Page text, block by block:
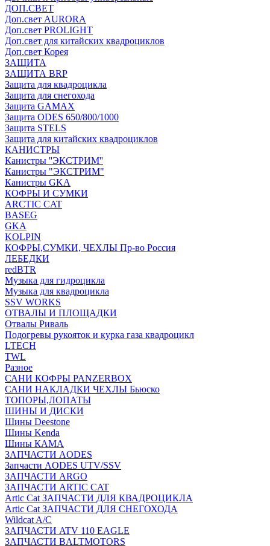
ДОП.СВЕТ
Доп.свет AURORA
Доп.свет PROLIGHT
Доп.свет для китайских квадроциклов
Доп.свет Корея
ЗАЩИТА
ЗАЩИТА BRP
Защита для квадроцикла
Защита для снегохода
Защита GAMAX
Защита ODES 650/800/1000
Защита STELS
Защита для китайских квадроциклов
КАНИСТРЫ
Канистры ''ЭКСТРИМ''
Канистры "ЭКСТРИМ"
Канистры GKA
КОФРЫ И СУМКИ
ARCTIC CAT
BASEG
GKA
KOLPIN
КОФРЫ,СУМКИ, ЧЕХЛЫ Пр-во Россия
ЛЕБЕДКИ
redBTR
Музыка для гидроцикла
Музыка для квадроцикла
SSV WORKS
ОТВАЛЫ И ПЛОЩАДКИ
Отвалы Риваль
Подогревы рукояток и курка газа квадроцикл
LTECH
TWL
Разное
САНИ КОФРЫ PANZERBOX
САНИ НАКЛАДКИ ЧЕХЛЫ Бьюско
ТОПОРЫ,ЛОПАТЫ
ШИНЫ И ДИСКИ
Шины Deestone
Шины Kenda
Шины КАМА
ЗАПЧАСТИ AODES
Запчасти AODES UTV/SSV
ЗАПЧАСТИ ARGO
ЗАПЧАСТИ ARTIC CAT
Artic Cat ЗАПЧАСТИ ДЛЯ КВАДРОЦИКЛА
Artic Cat ЗАПЧАСТИ ДЛЯ СНЕГОХОДА
Wildcat A/C
ЗАПЧАСТИ ATV 110 EAGLE
ЗАПЧАСТИ BALTMOTORS